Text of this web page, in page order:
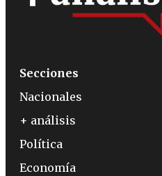
Secciones
Nacionales
+ análisis
Política
Economía